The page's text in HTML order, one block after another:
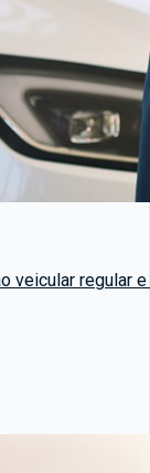
veicular regular